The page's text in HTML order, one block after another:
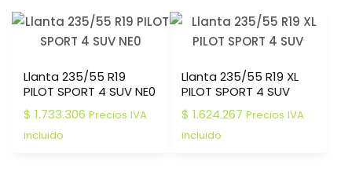
Llanta 235/55 R19
PILOT SPORT 4 SUV NE0
$ 1.733.306 Precios IVA
incluido
Llanta 235/55 R19 XL
PILOT SPORT 4 SUV
$ 1.624.267 Precios IVA
incluido